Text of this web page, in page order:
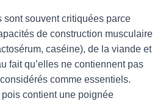
sont souvent critiquées parce
de construction musculaire
caséine), de la viande et
fait qu’elles ne contiennent pas
comme essentiels.
contient une poignée